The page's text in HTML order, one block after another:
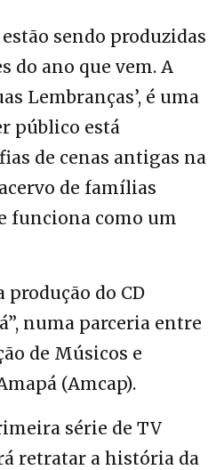
sendo produzidas
do ano que vem. A
Lembranças’, é uma
público está
de cenas antigas na
de famílias
funciona como um
produção do CD
, numa parceria entre
de Músicos e
(Amcap).
série de TV
retratar a história da